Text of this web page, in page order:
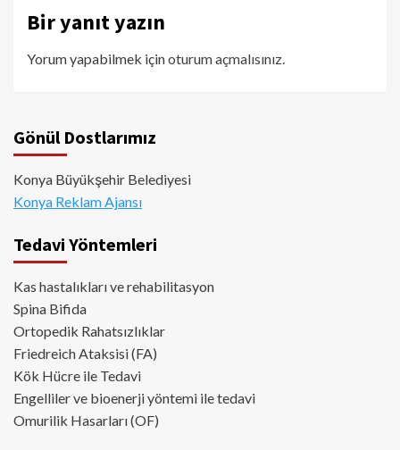
Bir yanıt yazın
Yorum yapabilmek içinoturum açmalısınız
Gönül Dostlarımız
Konya Büyükşehir Belediyesi
Konya Reklam Ajansı
Tedavi Yöntemleri
Kas hastalıkları ve rehabilitasyon
Spina Bifida
Ortopedik Rahatsızlıklar
Friedreich Ataksisi (FA)
Kök Hücre ile Tedavi
Engelliler ve bioenerji yöntemi ile tedavi
Omurilik Hasarları (OF)